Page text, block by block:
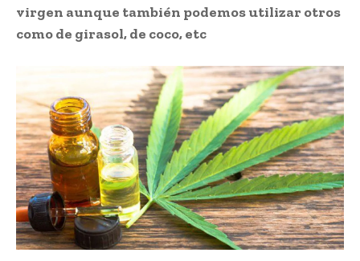
virgen aunque también podemos utilizar otros
como de girasol, de coco, etc